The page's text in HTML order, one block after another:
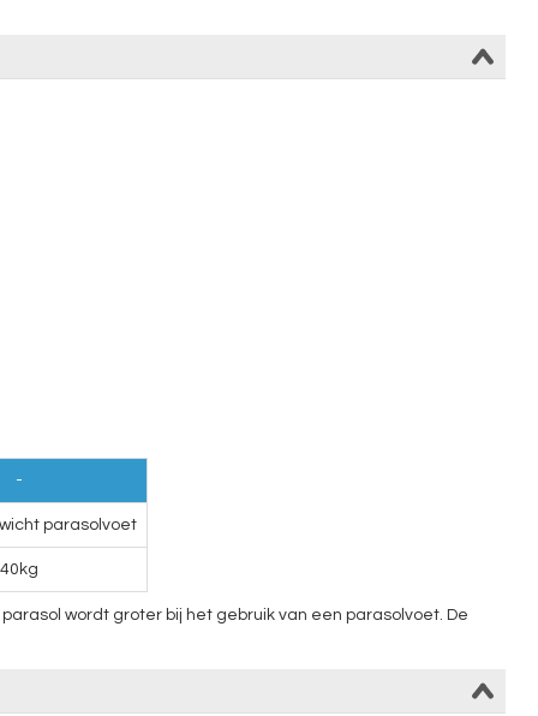
-
parasolvoet
40kg
wordt groter bij het gebruik van een parasolvoet. De